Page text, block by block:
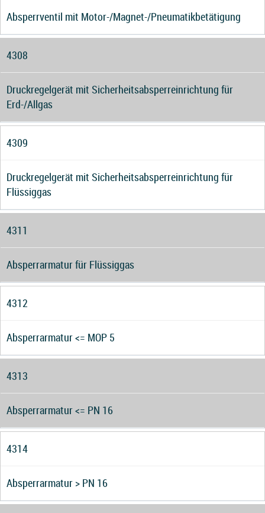
Absperrventil mit Motor-/Magnet-/Pneumatikbetätigung
4308
Druckregelgerät mit Sicherheitsabsperreinrichtung für
Erd-/Allgas
4309
Druckregelgerät mit Sicherheitsabsperreinrichtung für
Flüssiggas
4311
Absperrarmatur für Flüssiggas
4312
Absperrarmatur <= MOP 5
4313
Absperrarmatur <= PN 16
4314
Absperrarmatur > PN 16